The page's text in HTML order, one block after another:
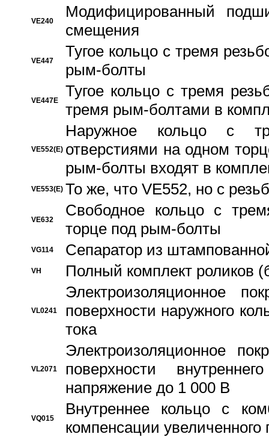
VE240
Модифицированный
смещения
VE447
Тугое кольцо с тремя
рым-болты
VE447E
Тугое кольцо с тремя
тремя рым-болтами в
VE552(E)
Наружное кольцо с
отверстиями на одном
рым-болты входят в
VE553(E) То же, что VE552, но с
VE632
Свободное кольцо с
торце под рым-болты
VG114 Сепаратор из
VH Полный комплект роликов
VL0241
Электроизоляционное
поверхности наружного
тока
VL2071
Электроизоляционное
поверхности
напряжение до 1 000 В
VQ015
Bнутреннее кольцо с
компенсации увеличенного